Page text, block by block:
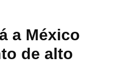
a México
de alto